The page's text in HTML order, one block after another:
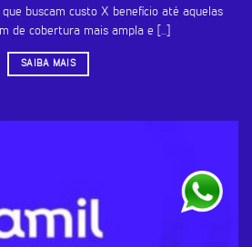
buscam custo X benefício até aquelas
de cobertura mais ampla e [...]
SAIBA MAIS